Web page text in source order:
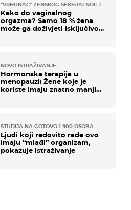
"VRHUNAC" ŽENSKOG SEKSUALNOG ISKUSTVA
Kako do vaginalnog
orgazma? Samo 18 % žena
može ga doživjeti isključivo
NOVO ISTRAŽIVANJE
Hormonska terapija u
menopauzi: Žene koje je
koriste imaju znatno manji
STUDIJA NA GOTOVO 1.900 OSOBA
Ljudi koji redovito rade ovo
imaju “mlađi” organizam,
pokazuje istraživanje